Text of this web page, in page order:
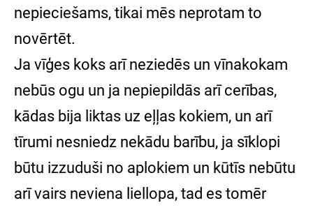
nepieciešams, tikai mēs neprotam to
novērtēt.
Ja vīģes koks arī neziedēs un vīnakokam
nebūs ogu un ja nepiepildās arī cerības,
kādas bija liktas uz eļļas kokiem, un arī
tīrumi nesniedz nekādu barību, ja sīklopi
būtu izzuduši no aplokiem un kūtīs nebūtu
arī vairs neviena liellopa, tad es tomēr